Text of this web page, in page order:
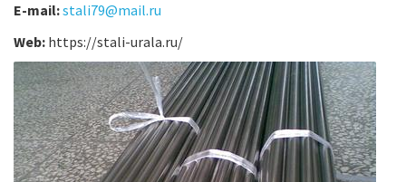
E-mail:stali79@mail.ru
Web: https://stali-urala.ru/